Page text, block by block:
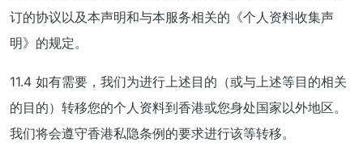
订的协议以及本声明和与本服务相关的《个人资料收集声
明》的规定。
11.4 如有需要，我们为进行上述目的（或与上述等目的相关
的目的）转移您的个人资料到香港或您身处国家以外地区。
我们将会遵守香港私隐条例的要求进行该等转移。